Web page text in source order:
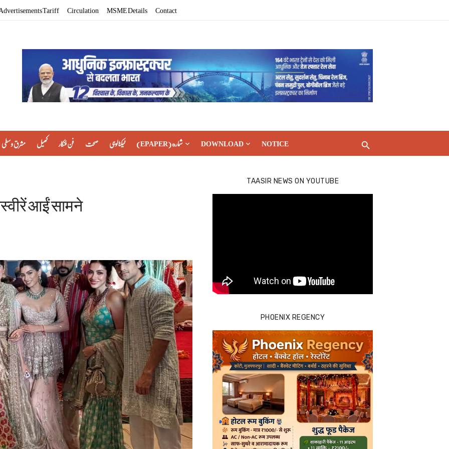
Tariff Circulation MSME Details Contact
مشرق وسطی کھیل فن فنکار صحت ٹیکنالوجی (EPAPER) شماره DOWNLOAD NOTICE
आईं सामने
TAASIR NEWS ON YOUTUBE
PHOENIX REGENCY